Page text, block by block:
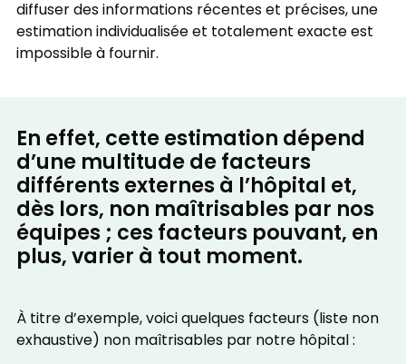
diffuser des informations récentes et précises, une
estimation individualisée et totalement exacte est
impossible à fournir.
En effet, cette estimation dépend
d’une multitude de facteurs
différents externes à l’hôpital et,
dès lors, non maîtrisables par nos
équipes ; ces facteurs pouvant, en
plus, varier à tout moment.
À titre d’exemple, voici quelques facteurs (liste non
exhaustive) non maîtrisables par notre hôpital :